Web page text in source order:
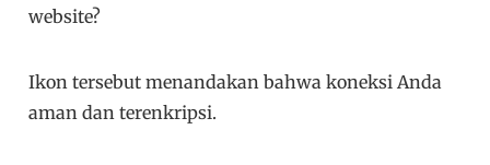
website?
Ikon tersebut menandakan bahwa koneksi Anda
aman dan terenkripsi.